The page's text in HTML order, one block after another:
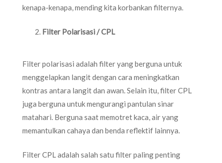
kenapa-kenapa, mending kita korbankan filternya.
Filter Polarisasi / CPL
Filter polarisasi adalah filter yang berguna untuk
menggelapkan langit dengan cara meningkatkan
kontras antara langit dan awan. Selain itu, filter CPL
juga berguna untuk mengurangi pantulan sinar
matahari. Berguna saat memotret kaca, air yang
memantulkan cahaya dan benda reflektif lainnya.
Filter CPL adalah salah satu filter paling penting